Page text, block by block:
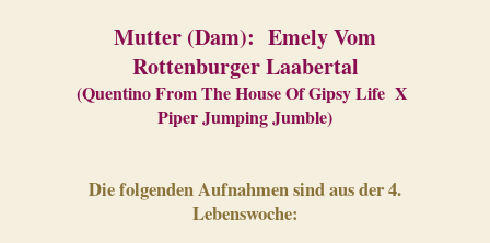
Mutter (Dam): Emely Vom
Rottenburger Laabertal
(Quentino From The House Of Gipsy Life X
Piper Jumping Jumble)
Die folgenden Aufnahmen sind aus der 4.
Lebenswoche: